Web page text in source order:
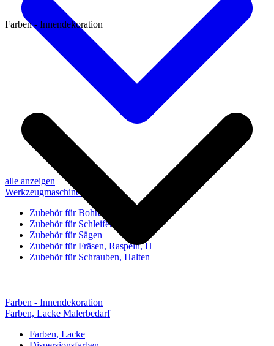
alle anzeigen
Werkzeugmaschinen-Zubehör
Zubehör für Bohren, Bohrhilfen
Zubehör für Schleifen, Poliere
Zubehör für Sägen
Zubehör für Fräsen, Raspeln, H
Zubehör für Schrauben, Halten
Farben - Innendekoration
Farben - Innendekoration
Farben, Lacke Malerbedarf
Farben, Lacke